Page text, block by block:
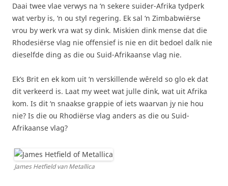
Daai twee vlae verwys na ‘n sekere suider-Afrika tydperk
wat verby is, ‘n ou styl regering. Ek sal ‘n Zimbabwiërse
vrou by werk vra wat sy dink. Miskien dink mense dat die
Rhodesiërse vlag nie offensief is nie en dit bedoel dalk nie
dieselfde ding as die ou Suid-Afrikaanse vlag nie.
Ek’s Brit en ek kom uit ‘n verskillende wêreld so glo ek dat
dit verkeerd is. Laat my weet wat julle dink, wat uit Afrika
kom. Is dit ‘n snaakse grappie of iets waarvan jy nie hou
nie? Is die ou Rhodiërse vlag anders as die ou Suid-
Afrikaanse vlag?
James Hetfield van Metallica